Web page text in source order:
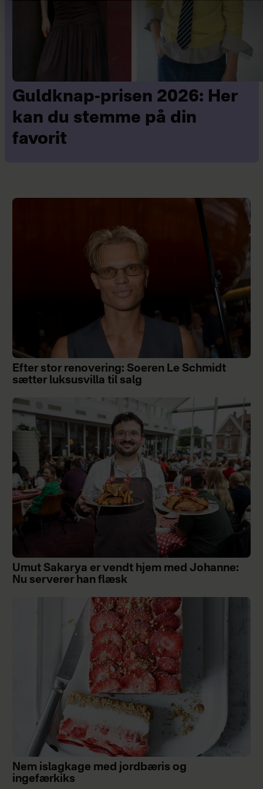
Guldknap-prisen 2026: Her
kan du stemme på din
favorit
Efter stor renovering: Soeren Le Schmidt
sætter luksusvilla til salg
Umut Sakarya er vendt hjem med Johanne:
Nu serverer han flæsk
Nem islagkage med jordbæris og
ingefærkiks